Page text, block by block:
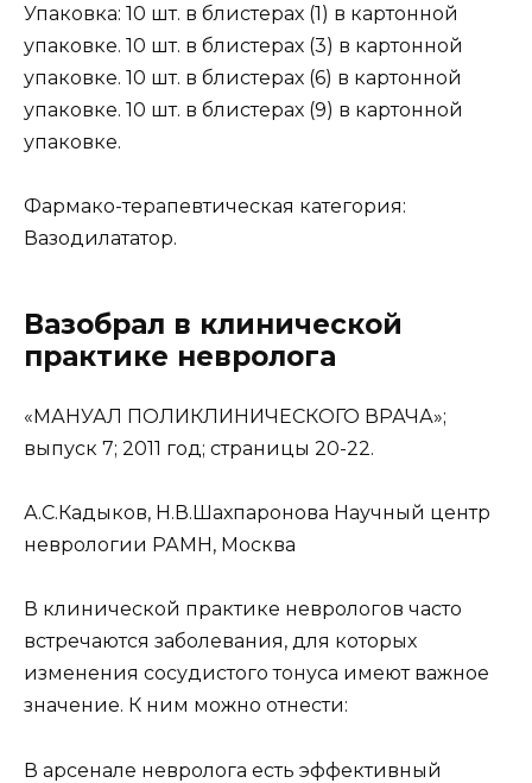
Упаковка: 10 шт. в блистерах (1) в картонной
упаковке. 10 шт. в блистерах (3) в картонной
упаковке. 10 шт. в блистерах (6) в картонной
упаковке. 10 шт. в блистерах (9) в картонной
упаковке.
Фармако-терапевтическая категория:
Вазодилататор.
Вазобрал в клинической
практике невролога
«МАНУАЛ ПОЛИКЛИНИЧЕСКОГО ВРАЧА»;
выпуск 7; 2011 год; страницы 20-22.
А.С.Кадыков, Н.В.Шахпаронова Научный центр
неврологии РАМН, Москва
В клинической практике неврологов часто
встречаются заболевания, для которых
изменения сосудистого тонуса имеют важное
значение. К ним можно отнести:
В арсенале невролога есть эффективный